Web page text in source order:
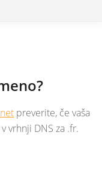
preverite, če vaša
vrhnji DNS za .fr.